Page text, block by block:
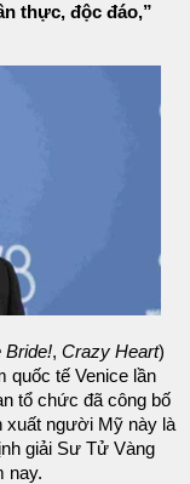
thực, độc đáo,”
Bride!, Crazy Heart)
quốc tế Venice lần
tổ chức đã công bố
xuất người Mỹ này là
giải Sư Tử Vàng
nay.